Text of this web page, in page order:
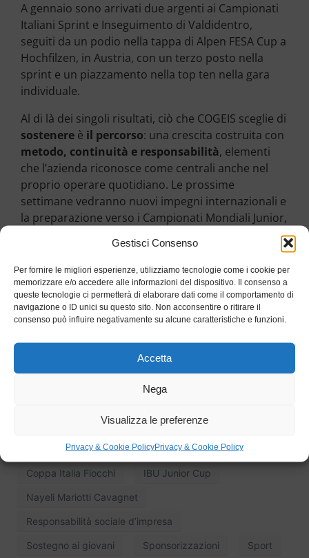
Gestisci Consenso
Per fornire le migliori esperienze, utilizziamo tecnologie come i cookie per
memorizzare e/o accedere alle informazioni del dispositivo. Il consenso a
queste tecnologie ci permetterà di elaborare dati come il comportamento di
navigazione o ID unici su questo sito. Non acconsentire o ritirare il
consenso può influire negativamente su alcune caratteristiche e funzioni.
Accetta
Nega
Visualizza le preferenze
Privacy & Cookie PolicyPrivacy & Cookie Policy
A gennaio sono arrivati due argenti ai Campionati
Italiani Sprint e Inseguimento di Valdidentro,
seguiti da un podio nella tappa di Alpen FESA Cup a
Hochfilzen, in Austria, con un terzo posto nella
sprint e un piazzamento nella top ten nella gara
individuale.
Al di là dei singoli risultati, ciò che COGEIS sceglie di
sostenere è il percorso: una crescita costruita con
metodo, continuità e responsabilità, elementi
che l’azienda riconosce come centrali anche nel
proprio operare quotidiano. Le prossime
settimane vedranno nuovi impegni internazionali e
la preparazione verso i Campionati Mondiali Junior,
proprio impegno nelvalorizzare persone e
progetticapaci di rappresentare conserietà e
determinazionei valori dell’azienda, nello sport
come nel lavoro.
Attività agonistica Biathlon Campionati Italiani
Competizioni sportive
Coppa Italia Fiocchi IBU Junior Cup
Nayeli Mariotti Cavagnet
Responsabilità sociale d’impresa
Sostegno ai giovani Sponsorizzazioni Sport